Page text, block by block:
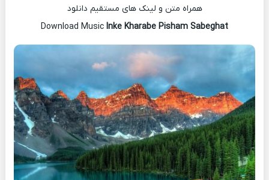
همراه متن و لینک های مستقیم دانلود
Download Music
Inke Kharabe Pisham Sabeghat